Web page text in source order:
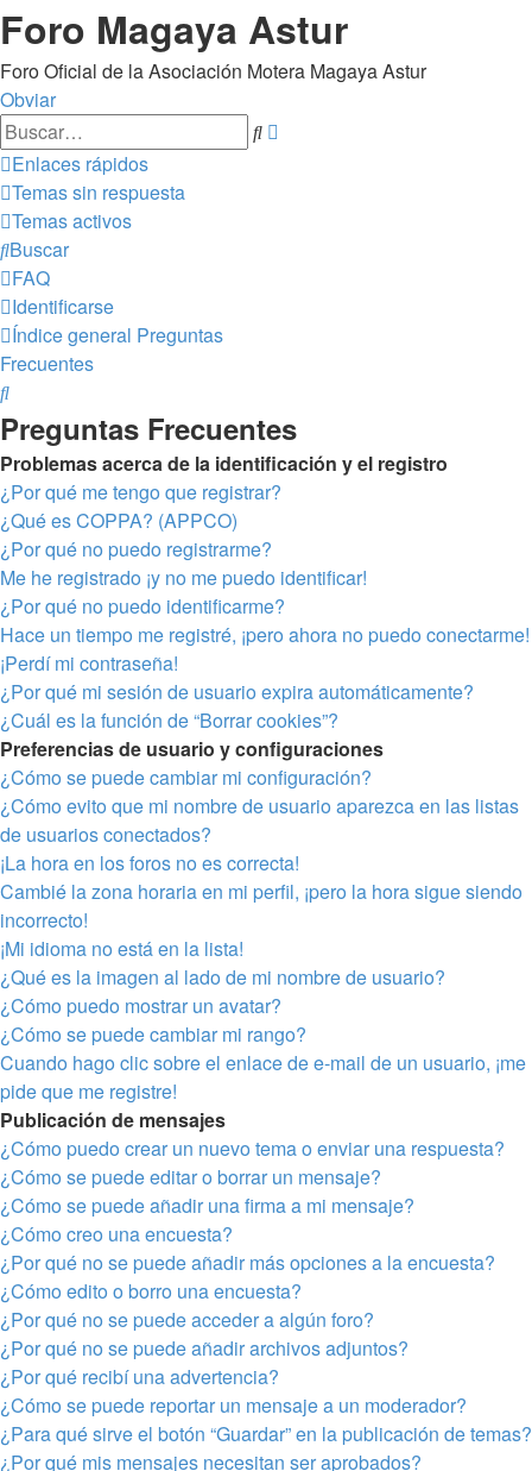
Foro Magaya Astur
Foro Oficial de la Asociación Motera Magaya Astur
Obviar
Buscar
Enlaces rápidos
Temas sin respuesta
Temas activos
Buscar
FAQ
Identificarse
Índice general Preguntas
Frecuentes
Buscar
Preguntas Frecuentes
Problemas acerca de la identificación y el registro
¿Por qué me tengo que registrar?
¿Qué es COPPA? (APPCO)
¿Por qué no puedo registrarme?
Me he registrado ¡y no me puedo identificar!
¿Por qué no puedo identificarme?
Hace un tiempo me registré, ¡pero ahora no puedo conectarme!
¡Perdí mi contraseña!
¿Por qué mi sesión de usuario expira automáticamente?
¿Cuál es la función de “Borrar cookies”?
Preferencias de usuario y configuraciones
¿Cómo se puede cambiar mi configuración?
¿Cómo evito que mi nombre de usuario aparezca en las listas
de usuarios conectados?
¡La hora en los foros no es correcta!
Cambié la zona horaria en mi perfil, ¡pero la hora sigue siendo
incorrecto!
¡Mi idioma no está en la lista!
¿Qué es la imagen al lado de mi nombre de usuario?
¿Cómo puedo mostrar un avatar?
¿Cómo se puede cambiar mi rango?
Cuando hago clic sobre el enlace de e-mail de un usuario, ¡me
pide que me registre!
Publicación de mensajes
¿Cómo puedo crear un nuevo tema o enviar una respuesta?
¿Cómo se puede editar o borrar un mensaje?
¿Cómo se puede añadir una firma a mi mensaje?
¿Cómo creo una encuesta?
¿Por qué no se puede añadir más opciones a la encuesta?
¿Cómo edito o borro una encuesta?
¿Por qué no se puede acceder a algún foro?
¿Por qué no se puede añadir archivos adjuntos?
¿Por qué recibí una advertencia?
¿Cómo se puede reportar un mensaje a un moderador?
¿Para qué sirve el botón “Guardar” en la publicación de temas?
¿Por qué mis mensajes necesitan ser aprobados?